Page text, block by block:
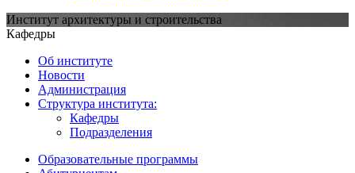
Институт архитектуры и строительства
Кафедры
Об институте
Новости
Администрация
Структура института:
Кафедры
Подразделения
Образовательные программы